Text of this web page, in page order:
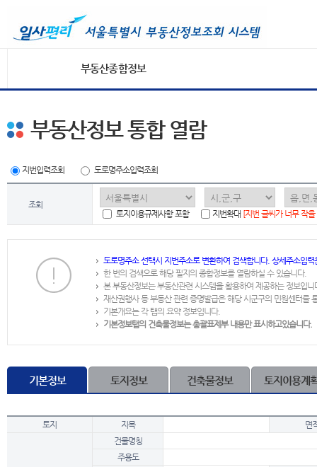
부동산종합정보
부동산정보 통합 열람
지번입력조회 도로명주소입력조회
조회
토지이용규제사항 포함
지번확대 [지번 글씨가 너무 작
도로명주소 선택시 지번주소로 변환하여 검색합니다. 상세주소입
한 번의 검색으로 해당 필지의 종합정보를 열람하실 수 있습니다.
본 부동산정보는 부동산관련 시스템을 활용하여 제공하는 정보입니
재산권행사 등 부동산 관련 증명발급은 해당 시군구의 민원센터를
기본개요는 각 탭의 요약 정보입니다.
기본정보탭의 건축물정보는 총괄표제부 내용만 표시하고있습니다.
기본정보 토지정보 건축물정보 토지이용계
토지 지목 면
건물명칭
주용도